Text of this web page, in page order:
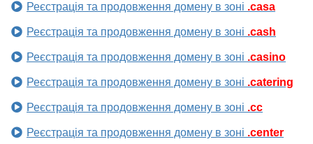
Реєстрація та продовження домену в зоні .casa
Реєстрація та продовження домену в зоні .cash
Реєстрація та продовження домену в зоні .casino
Реєстрація та продовження домену в зоні .catering
Реєстрація та продовження домену в зоні .cc
Реєстрація та продовження домену в зоні .center